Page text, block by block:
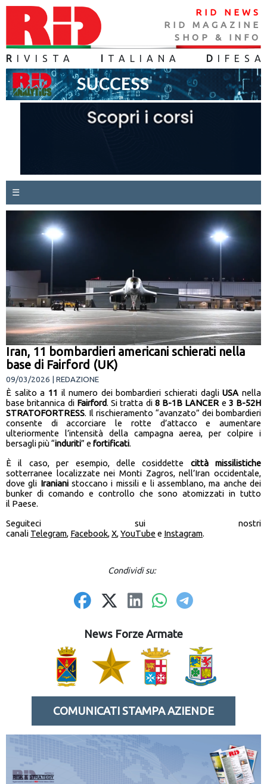
RID NEWS
RID MAGAZINE
SHOP & INFO
R IVISTA TALIANA D IFES A
☰
Iran, 11 bombardieri americani schierati nella
base di Fairford (UK)
09/03/2026 | REDAZIONE
È salito a 11 il numero dei bombardieri schierati dagliUSA nella
base britannica di Fairford. Si tratta di 8 B-1B LANCER e 3 B-52H
STRATOFORTRESS. Il rischieramento “avanzato” dei bombardieri
consente di accorciare le rotte d’attacco e aumentare
ulteriormente l’intensità della campagna aerea, per colpire i
bersagli più “induriti” e fortificati.
È il caso, per esempio, delle cosiddette città missilistiche
sotterranee localizzate nei Monti Zagros, nell’Iran occidentale,
dove gli Iranianistoccano i missili e li assemblano, ma anche dei
bunker di comando e controllo che sono atomizzati in tutto
il Paese.
Seguiteci sui nostri
canali Telegram, Facebook,X,YouTube e Instagram.
Condividi su:
News Forze Armate
COMUNICATI STAMPA AZIENDE